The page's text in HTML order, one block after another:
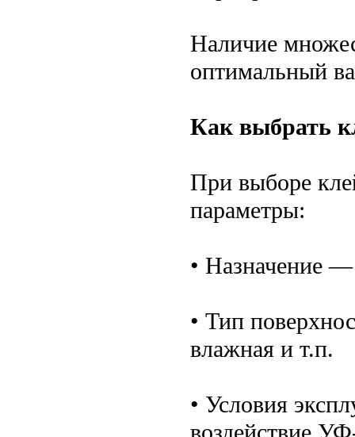
Наличие
оптимальный
Как выбрать
При выборе
параметры:
• Назначение
• Тип
влажная и т.п.
• Условия